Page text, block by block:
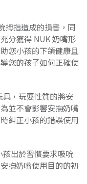
拇指造成的損害，同
分獲得 NUK 奶嘴形
您小孩的下頜健康且
您的孩子如何正確使
，玩耍性質的將安
並不會影響安撫奶嘴
糾正小孩的錯誤使用
出於習慣要求吸吮
撫奶嘴使用目的的初